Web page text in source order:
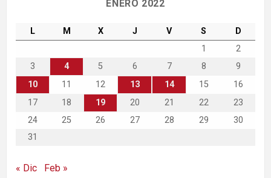
ENERO 2022
L M X J V S
D
1
2
3
4 5 6 7 8
9
10
11 12 13 14 15
16
17
18 19 20 21 22
23
24
25 26 27 28 29
30
31
« Dic Feb »